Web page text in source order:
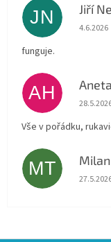
JN Jiří
4.6.2026
funguje.
AH
Vše v pořádku,
MT